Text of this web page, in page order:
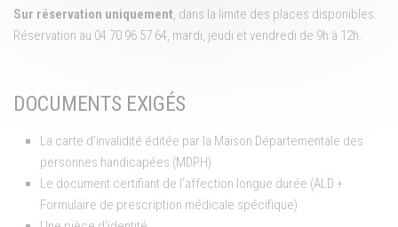
Sur réservation uniquement, dans la limite des places disponibles.
Réservation au 04 70 96 57 64, mardi, jeudi et vendredi de 9h à 12h.
DOCUMENTS EXIGÉS
La carte d’invalidité éditée par la Maison Départementale des
personnes handicapées (MDPH)
Le document certifiant de l’affection longue durée (ALD +
Formulaire de prescription médicale spécifique)